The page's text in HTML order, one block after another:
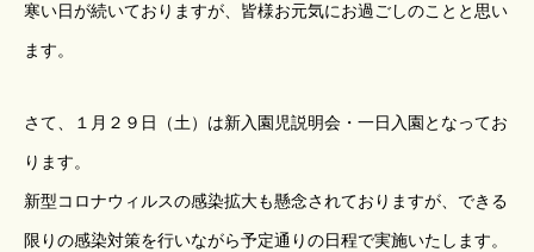
寒い日が続いておりますが、皆様お元気にお過ごしのことと思い
ます。
さて、１月２９日（土）は新入園児説明会・一日入園となってお
ります。
新型コロナウィルスの感染拡大も懸念されておりますが、できる
限りの感染対策を行いながら予定通りの日程で実施いたします。